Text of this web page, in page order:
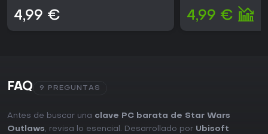
4,99 € 4,99 €
FAQ 9 PREGUNTAS
Antes de buscar una clave PC barata de Star Wars
Outlaws, revisa lo esencial. Desarrollado por Ubisoft